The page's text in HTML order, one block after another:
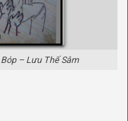
– Lưu Thế Sâm